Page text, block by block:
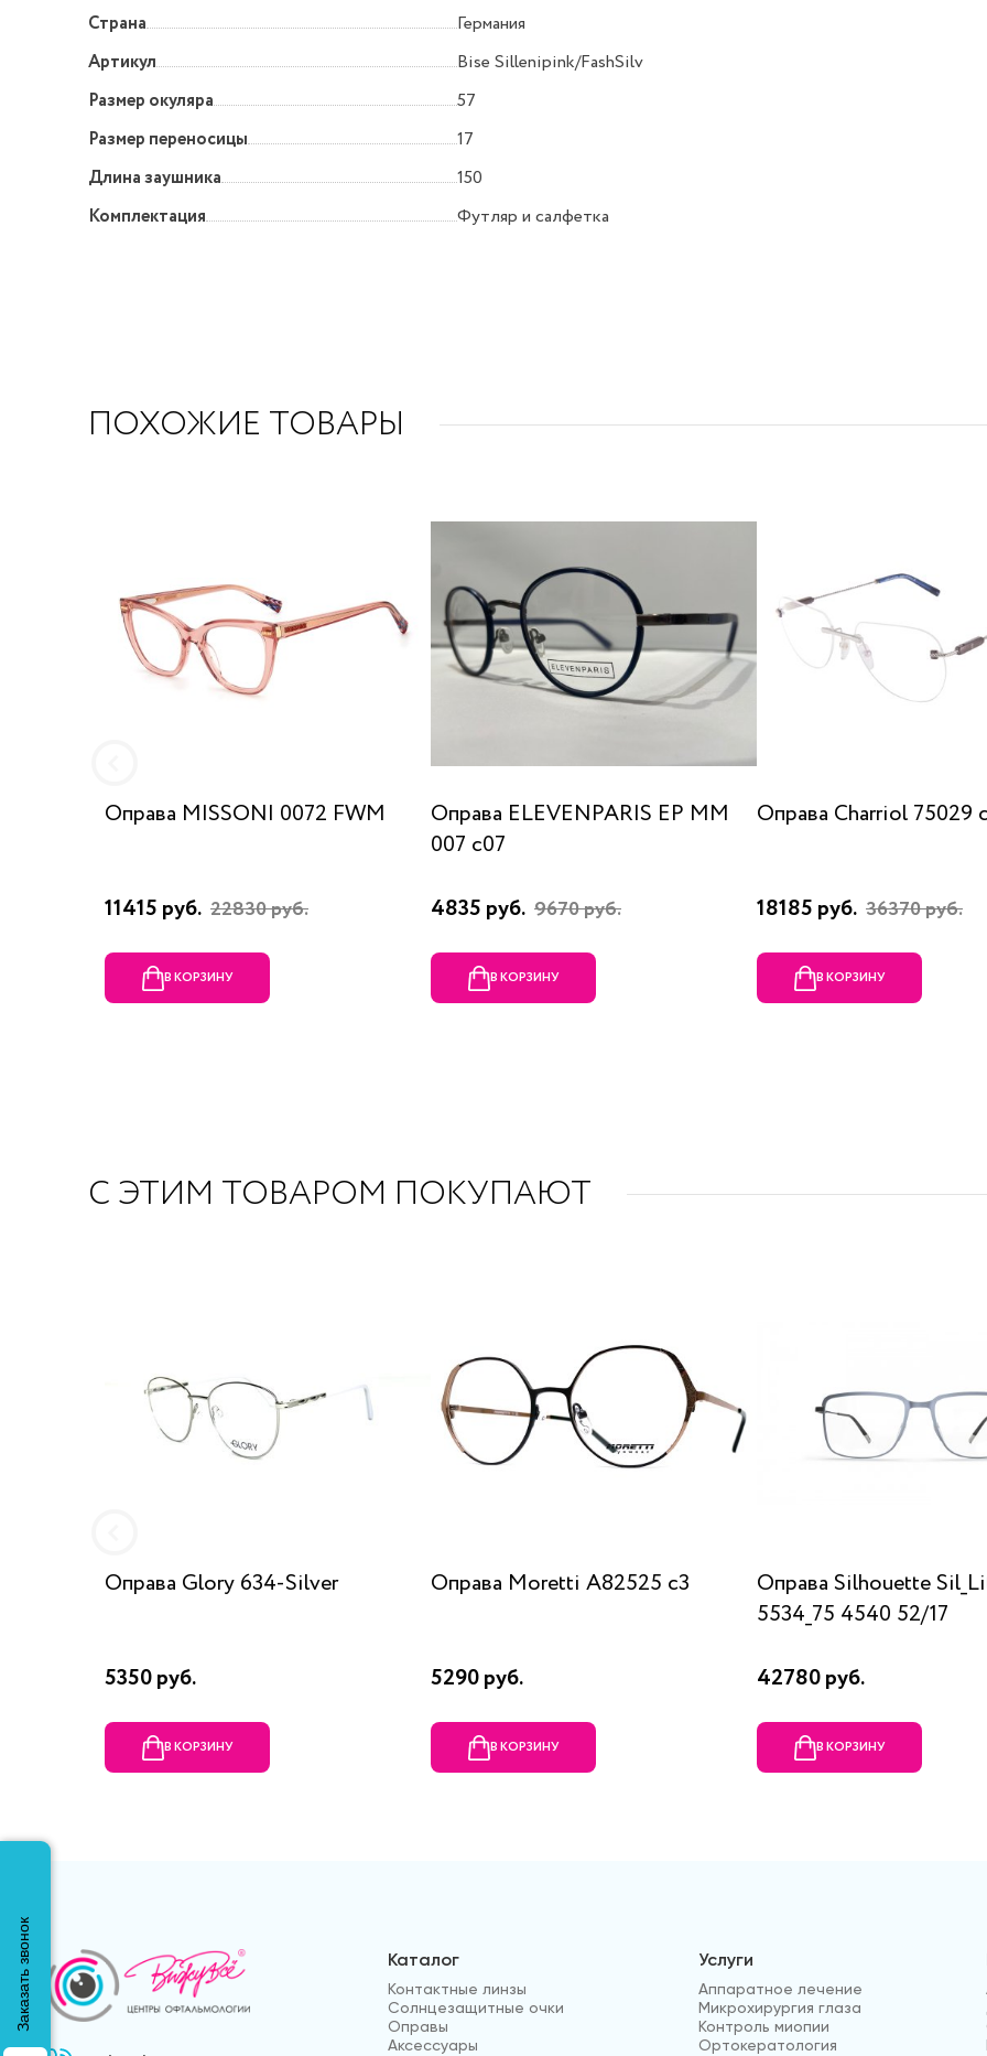
Страна
Германия
Артикул
Bise Sillenipink/FashSilv
Размер окуляра
57
Размер переносицы
17
Длина заушника
150
Комплектация
Футляр и салфетка
ПОХОЖИЕ ТОВАРЫ
Оправа MISSONI 0072 FWM
11415 руб. 22830 руб.
В КОРЗИНУ
Оправа ELEVENPARIS EP MM
007 c07
4835 руб. 9670 руб.
В КОРЗИНУ
Оправа Charriol 75029
18185 руб. 36370 руб.
В КОРЗИНУ
С ЭТИМ ТОВАРОМ ПОКУПАЮТ
Оправа Glory 634-Silver
5350 руб.
В КОРЗИНУ
Оправа Moretti A82525 c3
5290 руб.
В КОРЗИНУ
Оправа Silhouette
5534_75 4540 52/17
42780 руб.
В КОРЗИНУ
Каталог
Контактные линзы
Солнцезащитные очки
Оправы
Аксессуары
Услуги
Аппаратное лечение
Микрохирургия глаза
Контроль миопии
Ортокератология
Заказать звонок